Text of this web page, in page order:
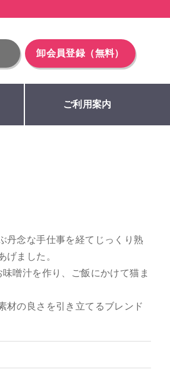
卸会員登録（無料）
ご利用案内
丹念な手仕事を経てじっくり熟
げました。
噌汁を作り、ご飯にかけて猫ま
材の良さを引き立てるブレンド